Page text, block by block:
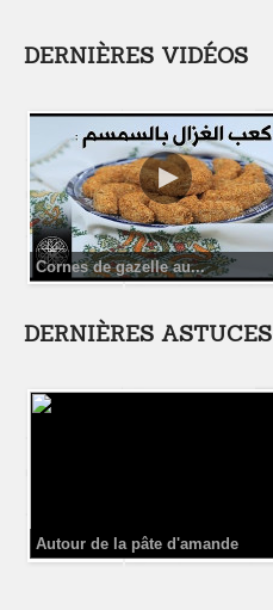
DERNIÈRES VIDÉOS
Cornes de gazelle au...
DERNIÈRES ASTUCES
Autour de la pâte d'amande